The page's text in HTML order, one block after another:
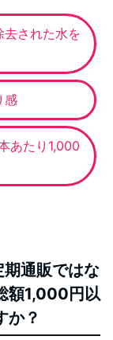
された水を
感
あたり1,000
通販ではな
額1,000円以
か？